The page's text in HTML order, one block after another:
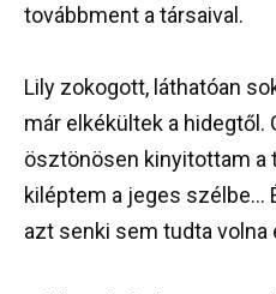
továbbment a társaival.
Lily zokogott, láthatóan
már elkékültek a hidegtől.
ösztönösen kinyitottam a
kiléptem a jeges szélbe…
azt senki sem tudta